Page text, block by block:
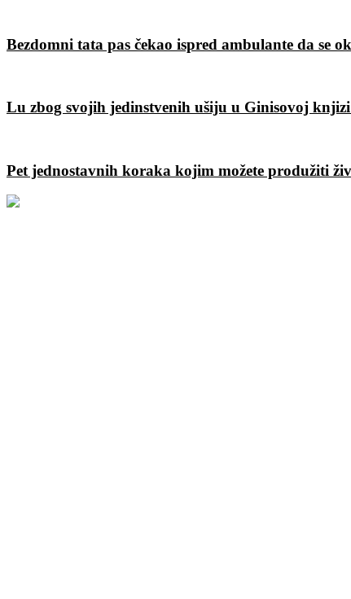
Bezdomni tata pas čekao ispred ambulante da se
Lu zbog svojih jedinstvenih ušiju u Ginisovoj
Pet jednostavnih koraka kojim možete produžiti